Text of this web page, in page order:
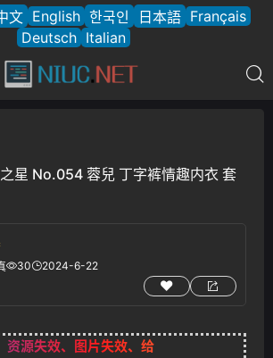
文 English 한국인 日本語 Français
Deutsch Italian
星 No.054 蓉兒 丁字裤情趣内衣 套
30 2024-6-22
资源失效、图片失效、给